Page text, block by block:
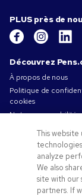
PLUS près de
Découvrez
À propos de nous
Politique de
cookies
Notre responsabilité
Conditions d'utilisation
Conditions
Travailler chez
Offres et
Objets publicitaires
This
analyze
We also
site with our
partners. If